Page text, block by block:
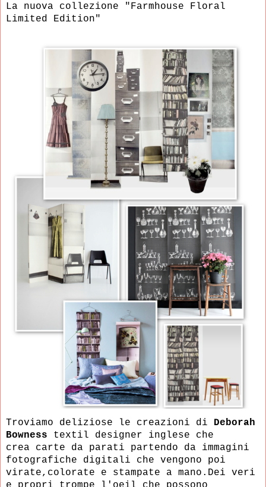
La nuova collezione "Farmhouse Floral
Limited Edition"
Troviamo deliziose le creazioni di Deborah
Bowness textil designer inglese che
crea carte da parati partendo da immagini
fotografiche digitali che vengono poi
virate,colorate e stampate a mano.Dei veri